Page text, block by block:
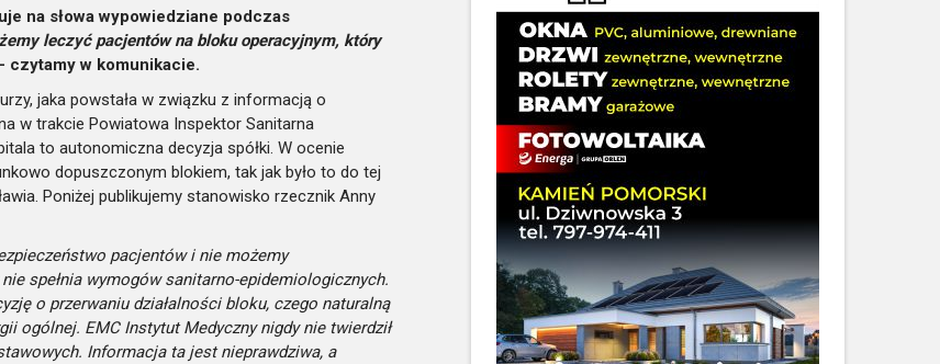
na słowa wypowiedziane podczas
leczyć pacjentów na bloku operacyjnym, który
czytamy w komunikacie.
jaka powstała w związku z informacją o
w trakcie Powiatowa Inspektor Sanitarna
to autonomiczna decyzja spółki. W ocenie
dopuszczonym blokiem, tak jak było to do tej
Poniżej publikujemy stanowisko rzecznik Anny
pacjentów i nie możemy
spełnia wymogów sanitarno-epidemiologicznych.
o przerwaniu działalności bloku, czego naturalną
ogólnej. EMC Instytut Medyczny nigdy nie twierdził
Informacja ta jest nieprawdziwa, a